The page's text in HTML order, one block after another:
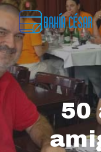
Skip
to
main
content
50